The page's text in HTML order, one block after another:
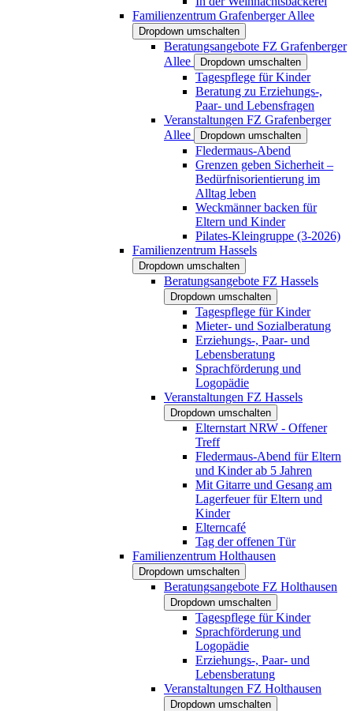
Familienzentrum Grafenberger Allee
Dropdown umschalten
Beratungsangebote FZ Grafenberger
Allee
Dropdown umschalten
Tagespflege für Kinder
Beratung zu Erziehungs-,
Paar- und Lebensfragen
Veranstaltungen FZ Grafenberger
Allee
Dropdown umschalten
Fledermaus-Abend
Grenzen geben Sicherheit –
Bedürfnisorientierung im
Alltag leben
Weckmänner backen für
Eltern und Kinder
Pilates-Kleingruppe (3-2026)
Familienzentrum Hassels
Dropdown umschalten
Beratungsangebote FZ Hassels
Dropdown umschalten
Tagespflege für Kinder
Mieter- und Sozialberatung
Erziehungs-, Paar- und
Lebensberatung
Sprachförderung und
Logopädie
Veranstaltungen FZ Hassels
Dropdown umschalten
Elternstart NRW - Offener
Treff
Fledermaus-Abend für Eltern
und Kinder ab 5 Jahren
Mit Gitarre und Gesang am
Lagerfeuer für Eltern und
Kinder
Elterncafé
Tag der offenen Tür
Familienzentrum Holthausen
Dropdown umschalten
Beratungsangebote FZ Holthausen
Dropdown umschalten
Tagespflege für Kinder
Sprachförderung und
Logopädie
Erziehungs-, Paar- und
Lebensberatung
Veranstaltungen FZ Holthausen
Dropdown umschalten